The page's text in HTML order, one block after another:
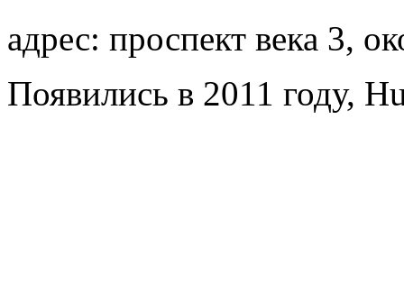
адрес: проспект века 3,
Появились в 2011 году,